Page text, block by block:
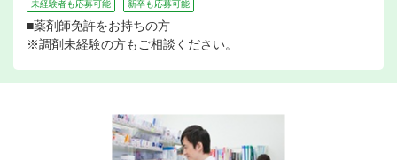
未経験者も応募可能 新卒も応募可能
■薬剤師免許をお持ちの方
※調剤未経験の方もご相談ください。